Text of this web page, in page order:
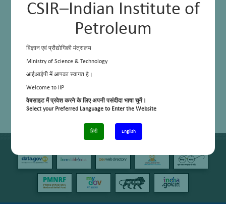
CSIR–Indian Institute of
Petroleum
विज्ञान एवं प्रौद्योगिकी मंत्रालय
Ministry of Science & Technology
आईआईपी में आपका स्वागत है।
Welcome to IIP
वेबसाइट में प्रवेश करने के लिए अपनी पसंदीदा भाषा चुनें।
Select your Preferred Language to Enter the Website
हिंदी English